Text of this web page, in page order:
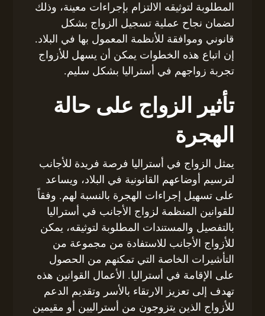
المطلوبة لتوثيقه الالتزام بإجراءات معينة، وذلك
لضمان نجاح عملية تسجيل الزواج بشكل
قانوني وموافقة للأنظمة المعمول بها في البلاد.
إن اتباع هذه الخطوات يمكن أن يسهل للأزواج
تجربة زواجهم في أستراليا بشكل سليم.
تأثير الزواج على حالة
الهجرة
يمثل الزواج في أستراليا فرصة فريدة للأجانب
لترسيم أوضاعهم القانونية في البلاد، ويساعد
على تسهيل إجراءات الهجرة بالنسبة لهم. وفقاً
للقوانين المنظمة لزواج الأجانب في أستراليا
بالتفصيل والمستندات المطلوبة لتوثيقه، يمكن
للأزواج الأجانب للاستفادة من مجموعة من
التأشيرات الخاصة التي تمكنهم من الحصول
على الإقامة في أستراليا. الأعمال القوانين هذه
تهدف إلى تعزيز الارتقاء بالأسر وتقديم الدعم
للأزواج الذين يتزوجون من أستراليين أو مقيمين